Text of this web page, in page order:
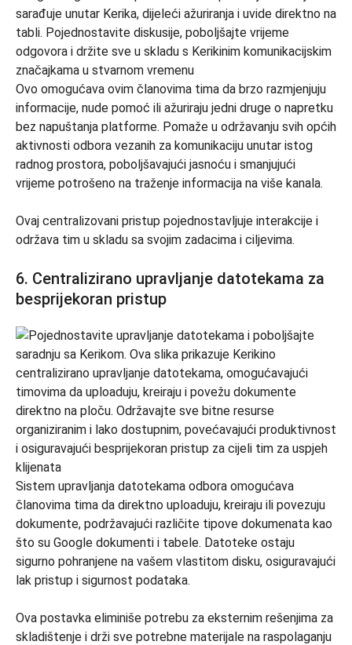
Ovo omogućava ovim članovima tima da brzo razmjenjuju
informacije, nude pomoć ili ažuriraju jedni druge o napretku
bez napuštanja platforme. Pomaže u održavanju svih općih
aktivnosti odbora vezanih za komunikaciju unutar istog
radnog prostora, poboljšavajući jasnoću i smanjujući
vrijeme potrošeno na traženje informacija na više kanala.
Ovaj centralizovani pristup pojednostavljuje interakcije i
održava tim u skladu sa svojim zadacima i ciljevima.
6. Centralizirano upravljanje datotekama za
besprijekoran pristup
Sistem upravljanja datotekama odbora omogućava
članovima tima da direktno uploaduju, kreiraju ili povezuju
dokumente, podržavajući različite tipove dokumenata kao
što su Google dokumenti i tabele. Datoteke ostaju
sigurno pohranjene na vašem vlastitom disku, osiguravajući
lak pristup i sigurnost podataka.
Ova postavka eliminiše potrebu za eksternim rešenjima za
skladištenje i drži sve potrebne materijale na raspolaganju